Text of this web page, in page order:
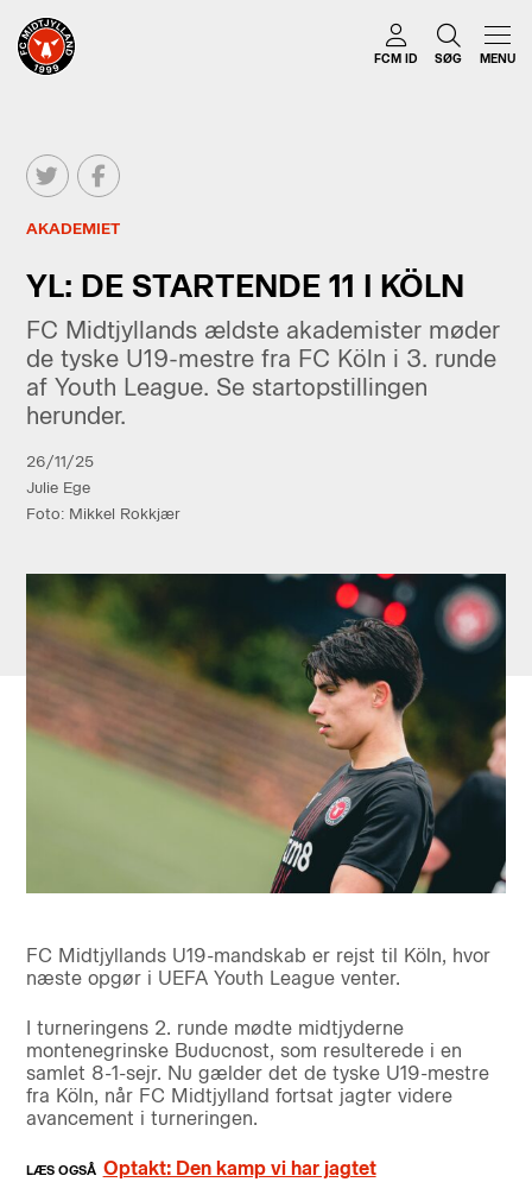
FCM ID SØG MENU
AKADEMIET
YL: DE STARTENDE 11 I KÖLN
FC Midtjyllands ældste akademister møder
de tyske U19-mestre fra FC Köln i 3. runde
af Youth League. Se startopstillingen
herunder.
26/11/25
Julie Ege
Foto: Mikkel Rokkjær
FC Midtjyllands U19-mandskab er rejst til Köln, hvor
næste opgør i UEFA Youth League venter.
I turneringens 2. runde mødte midtjyderne
montenegrinske Buducnost, som resulterede i en
samlet 8-1-sejr. Nu gælder det de tyske U19-mestre
fra Köln, når FC Midtjylland fortsat jagter videre
avancement i turneringen.
Optakt: Den kamp vi har jagtet